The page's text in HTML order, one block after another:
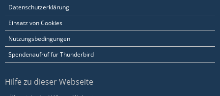
Datenschutzerklärung
Einsatz von Cookies
Nutzungsbedingungen
Spendenaufruf für Thunderbird
Hilfe zu dieser Webseite